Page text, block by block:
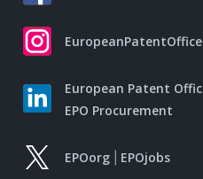
EuropeanPatentOffice
European Patent
EPO Procurement
EPOorg EPOjobs